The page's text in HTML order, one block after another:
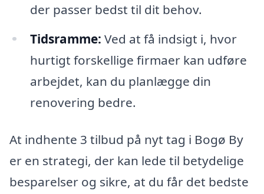
der passer bedst til dit behov.
Tidsramme: Ved at få indsigt i, hvor
hurtigt forskellige firmaer kan udføre
arbejdet, kan du planlægge din
renovering bedre.
At indhente 3 tilbud på nyt tag i Bogø By
er en strategi, der kan lede til betydelige
besparelser og sikre, at du får det bedste